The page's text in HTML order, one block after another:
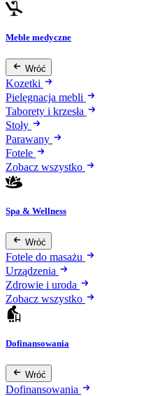
Meble medyczne
Wróć
Kozetki
Pielęgnacja mebli
Taborety i krzesła
Stoły
Parawany
Fotele
Zobacz wszystko
Spa & Wellness
Wróć
Fotele do masażu
Urządzenia
Zdrowie i uroda
Zobacz wszystko
Dofinansowania
Wróć
Dofinansowania